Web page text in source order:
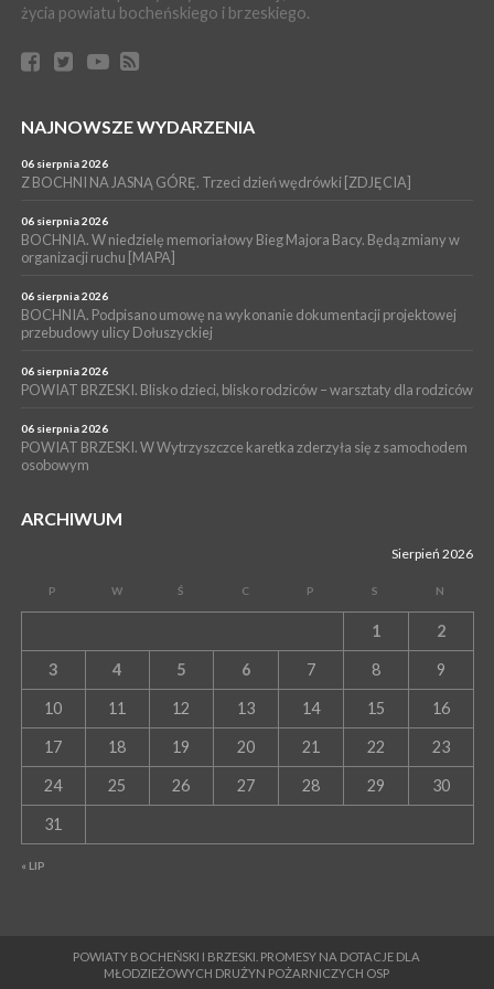
04 sierpnia 2026
Z BOCHNI NA JASNĄ GÓRĘ. Pierwszy dzień wędrówki
[ZDJĘCIA]
BRZESKO. Śledczy wyjaśniają, jak doszło do śmierci 32-letniego
WYDARZENIA
BOCHNIA. Rusza Gospelowe Lato. To będą cztery dni radosnej
muzyki [PROGRAM KONCERTÓW]
życia powiatu bocheńskiego i brzeskiego.
NAJNOWSZE WYDARZENIA
06 sierpnia 2026
Z BOCHNI NA JASNĄ GÓRĘ. Trzeci dzień wędrówki [ZDJĘCIA]
06 sierpnia 2026
BOCHNIA. W niedzielę memoriałowy Bieg Majora Bacy. Będą zmiany w
organizacji ruchu [MAPA]
06 sierpnia 2026
BOCHNIA. Podpisano umowę na wykonanie dokumentacji projektowej
przebudowy ulicy Dołuszyckiej
06 sierpnia 2026
POWIAT BRZESKI. Blisko dzieci, blisko rodziców – warsztaty dla rodziców
06 sierpnia 2026
POWIAT BRZESKI. W Wytrzyszczce karetka zderzyła się z samochodem
osobowym
ARCHIWUM
Sierpień 2026
P W Ś C P S N
« LIP
1 2
3 4 5 6 7 8 9
10 11 12 13 14 15 16
17 18 19 20 21 22 23
24 25 26 27 28 29 30
31
POWIATY BOCHEŃSKI I BRZESKI. PROMESY NA DOTACJE DLA
MŁODZIEŻOWYCH DRUŻYN POŻARNICZYCH OSP